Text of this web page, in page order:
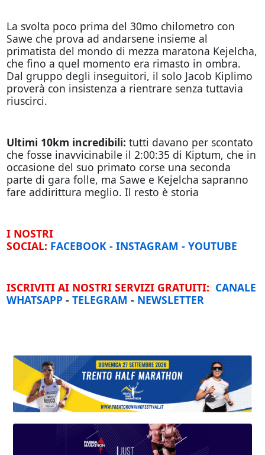
La svolta poco prima del 30mo chilometro con
Sawe che prova ad andarsene insieme al
primatista del mondo di mezza maratona Kejelcha,
che fino a quel momento era rimasto in ombra.
Dal gruppo degli inseguitori, il solo Jacob Kiplimo
proverà con insistenza a rientrare senza tuttavia
riuscirci.
Ultimi 10km incredibili: tutti davano per scontato
che fosse inavvicinabile il 2:00:35 di Kiptum, che in
occasione del suo primato corse una seconda
parte di gara folle, ma Sawe e Kejelcha sapranno
fare addirittura meglio. Il resto è storia
I NOSTRI
SOCIAL: FACEBOOK- INSTAGRAM - YOUTUBE
ISCRIVITI AI NOSTRI SERVIZI GRATUITI: CANALE
WHATSAPP- TELEGRAM - NEWSLETTER